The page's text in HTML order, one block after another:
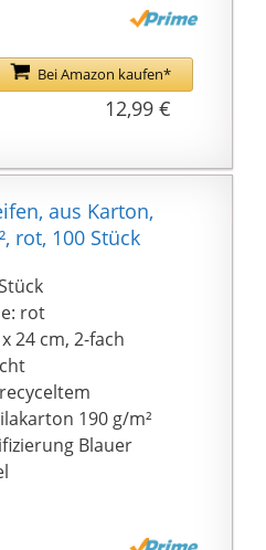
auch geeignet für
Trenn-
für Bürobedarf
glatt
und
Bedruckbar und
- Die
Separator
farbiges
kann
auch für
geeignet.
- Ein
Helfer zum
und Trennen
mit
Bei Amazon kaufen*
12,99 €
aus Karton,
rot, 100 Stück
rot
24 cm, 2-fach
190 g/m²
Blauer